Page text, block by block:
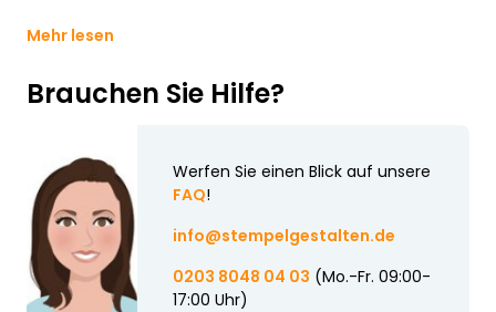
Mehr lesen
Brauchen Sie Hilfe?
Werfen Sie einen Blick auf unsere
FAQ!
info@stempelgestalten.de
0203 8048 04 03 (Mo.-Fr. 09:00-
17:00 Uhr)